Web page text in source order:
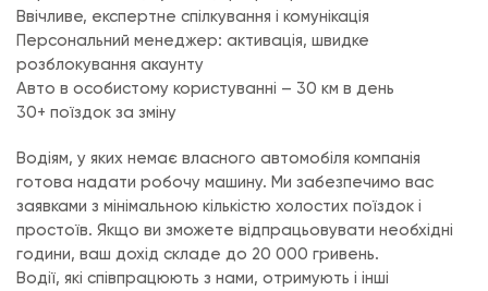
Ввічливе, експертне спілкування і комунікація
Персональний менеджер: активація, швидке
розблокування акаунту
Авто в особистому користуванні – 30 км в день
30+ поїздок за зміну
Водіям, у яких немає власного автомобіля компанія
готова надати робочу машину. Ми забезпечимо вас
заявками з мінімальною кількістю холостих поїздок і
простоїв. Якщо ви зможете відпрацьовувати необхідні
години, ваш дохід складе до 20 000 гривень.
Водії, які співпрацюють з нами, отримують і інші